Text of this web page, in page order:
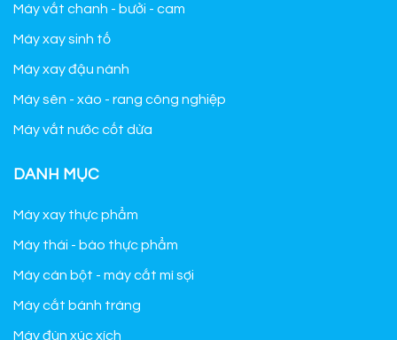
Máy vắt chanh - bưởi - cam
Máy xay sinh tố
Máy xay đậu nành
Máy sên - xào - rang công nghiệp
Máy vắt nước cốt dừa
DANH MỤC
Máy xay thực phẩm
Máy thái - bào thực phẩm
Máy cán bột - máy cắt mì sợi
Máy cắt bánh tráng
Máy đùn xúc xích